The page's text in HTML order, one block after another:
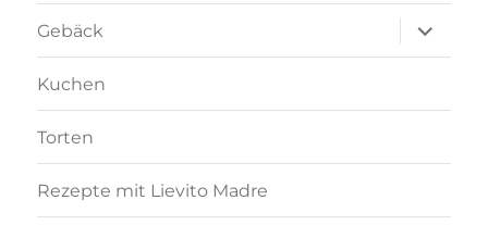
Gebäck
anzeigen
Kuchen
Torten
Rezepte mit Lievito Madre